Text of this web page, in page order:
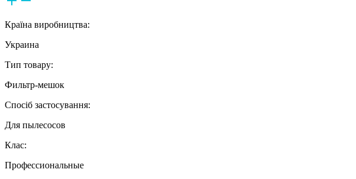
Країна виробництва:
Украина
Тип товару:
Фильтр-мешок
Спосіб застосування:
Для пылесосов
Клас:
Профессиональные